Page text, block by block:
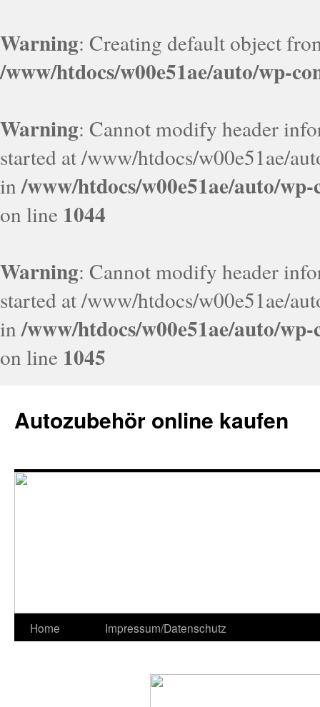
Warning: Creating default object
/www/htdocs/w00e51ae/auto/wp-
Warning: Cannot modify header
started at /www/htdocs/w00e51ae/
in/www/htdocs/w00e51ae/auto/
on line 1044
Warning: Cannot modify header
started at /www/htdocs/w00e51ae/
in/www/htdocs/w00e51ae/auto/
on line 1045
Autozubehör online kaufen
Home Impressum/Datenschutz